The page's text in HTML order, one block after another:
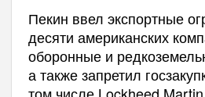
Пекин ввел экспортные
десяти американских
оборонные и
а также запретил